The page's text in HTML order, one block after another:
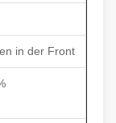
in der Front